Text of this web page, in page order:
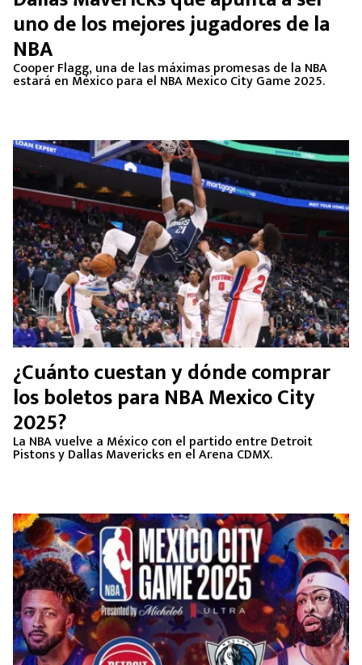
uno de los mejores jugadores de la
NBA
Cooper Flagg, una de las máximas promesas de la NBA
estará en México para el NBA Mexico City Game 2025.
¿Cuánto cuestan y dónde comprar
los boletos para NBA Mexico City
2025?
La NBA vuelve a México con el partido entre Detroit
Pistons y Dallas Mavericks en el Arena CDMX.